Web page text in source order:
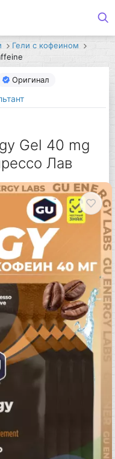
Гели с кофеином
Оригинал
Gel 40 mg
Лав